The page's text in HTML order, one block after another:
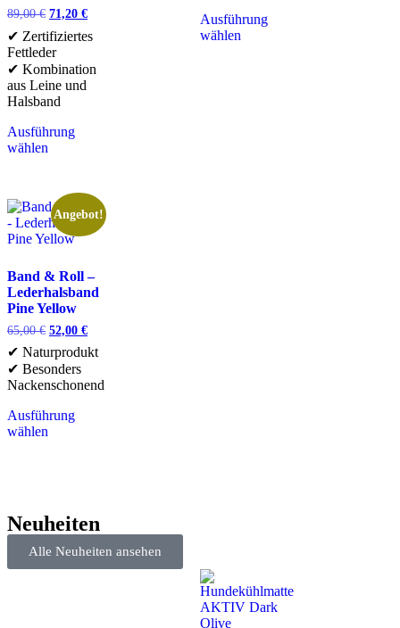
89,00€ 71,20 €
✔ Zertifiziertes
Fettleder
✔ Kombination
aus Leine und
Halsband
Ausführung
wählen
Ausführung
wählen
Angebot!
Band & Roll –
Lederhalsband
Pine Yellow
65,00€ 52,00 €
✔ Naturprodukt
✔ Besonders
Nackenschonend
Ausführung
wählen
Neuheiten
Alle Neuheiten ansehen